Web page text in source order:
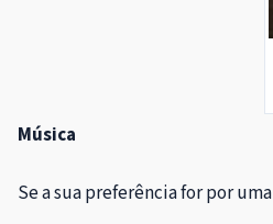
Música
Se a sua preferência for por